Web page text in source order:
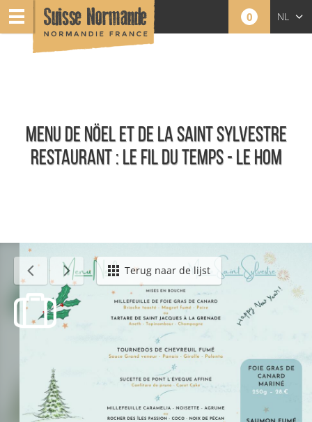
0 NL
MENU DE NÖEL ET DE LA SAINT SYLVESTRE
RESTAURANT : LE FIL DU TEMPS - LE HOM
Agenda - NederlandsTerug naar de lijst